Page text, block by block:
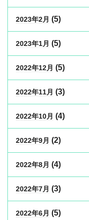
2023年2月 (5)
2023年1月 (5)
2022年12月 (5)
2022年11月 (3)
2022年10月 (4)
2022年9月 (2)
2022年8月 (4)
2022年7月 (3)
2022年6月 (5)